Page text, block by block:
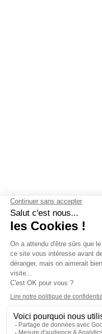
Contactez-nous-
confidentialité-Gestion des